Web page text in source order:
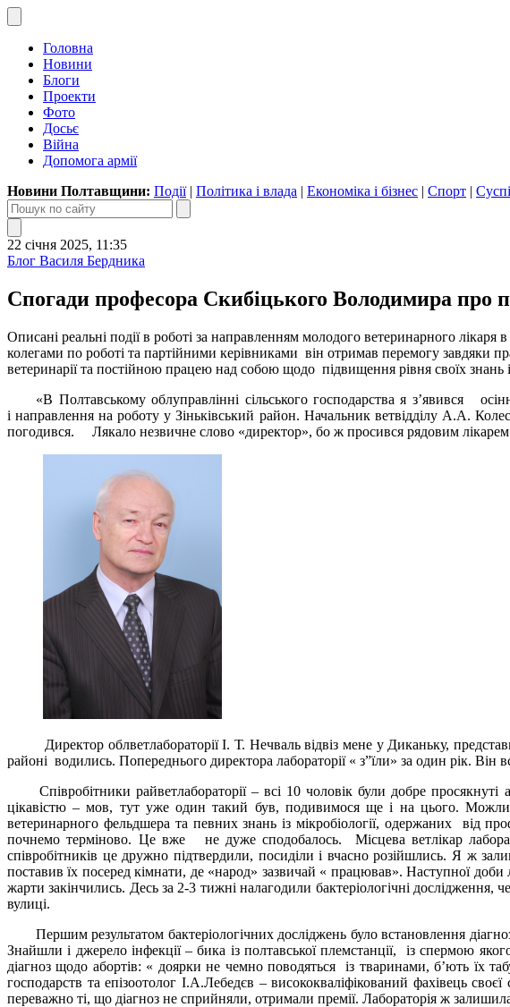
Головна
Новини
Блоги
Проекти
Фото
Досьє
Війна
Допомога армії
Новини Полтавщини: Події| Політика і влада | Економіка і бізнес | Спорт |
22 січня 2025, 11:35
Блог Василя Бердника
Спогади професора Скибіцького Володимира про
Описані реальні події в роботі за направленням молодого ветеринарного
колегами по роботі та партійними керівниками він отримав перемогу завдяки
ветеринарії та постійною працею над собою щодо підвищення рівня своїх знань
«В Полтавському облуправлінні сільського господарства я з’явився
і направлення на роботу у Зіньківський район. Начальник ветвідділу А.А.
погодився. Лякало незвичне слово «директор», бо ж просився рядовим
Директор облветлабораторії І. Т. Нечваль відвіз мене у Диканьку,
районі водились. Попереднього директора лабораторії « з”їли» за один рік.
Співробітники райветлабораторії – всі 10 чоловік були добре
цікавістю – мов, тут уже один такий був, подивимося ще і на цього.
ветеринарного фельдшера та певних знань із мікробіології, одержаних від
почнемо терміново. Це вже не дуже сподобалось. Місцева ветлікар
співробітників це дружно підтвердили, посиділи і вчасно розійшлись. Я ж
поставив їх посеред кімнати, де «народ» зазвичай « працював». Наступної
жарти закінчились. Десь за 2-3 тижні налагодили бактеріологічні дослідження,
вулиці.
Першим результатом бактеріологічних досліджень було встановлення
Знайшли і джерело інфекції – бика із полтавської племстанції, із спермою
діагноз щодо абортів: « доярки не чемно поводяться із тваринами, б’ють їх
господарств та епізоотолог І.А.Лебедєв – висококваліфікований фахівець
переважно ті, що діагноз не сприйняли, отримали премії. Лабораторія ж